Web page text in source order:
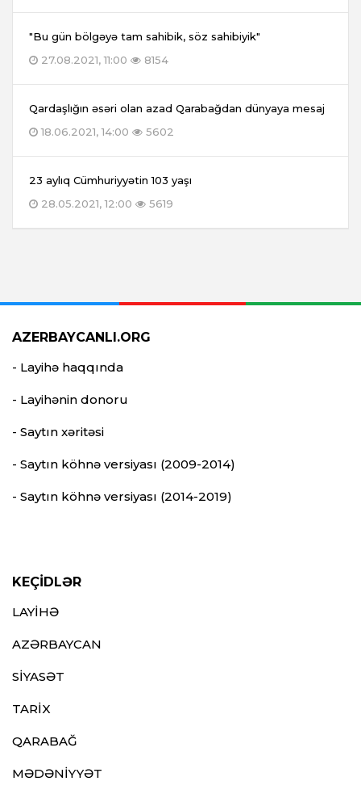
"Bu gün bölgəyə tam sahibik, söz sahibiyik"
27.08.2021, 11:00
8154
Qardaşlığın əsəri olan azad Qarabağdan dünyaya mesaj
18.06.2021, 14:00
5602
23 aylıq Cümhuriyyətin 103 yaşı
28.05.2021, 12:00
5619
AZERBAYCANLI.ORG
- Layihə haqqında
- Layihənin donoru
- Saytın xəritəsi
- Saytın köhnə versiyası (2009-2014)
- Saytın köhnə versiyası (2014-2019)
KEÇİDLƏR
LAYİHƏ
AZƏRBAYCAN
SİYASƏT
TARİX
QARABAĞ
MƏDƏNİYYƏT